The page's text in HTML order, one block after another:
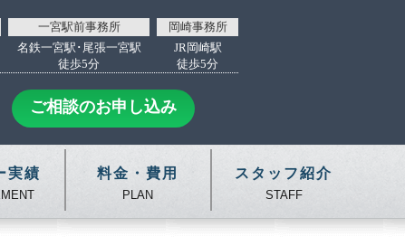
一宮駅前事務所
名鉄一宮駅･尾張一宮駅
徒歩5分
岡崎事務所
JR岡崎駅
徒歩5分
ご相談のお申し込み
実績 料金・費用
PLAN
スタッフ紹介
STAFF